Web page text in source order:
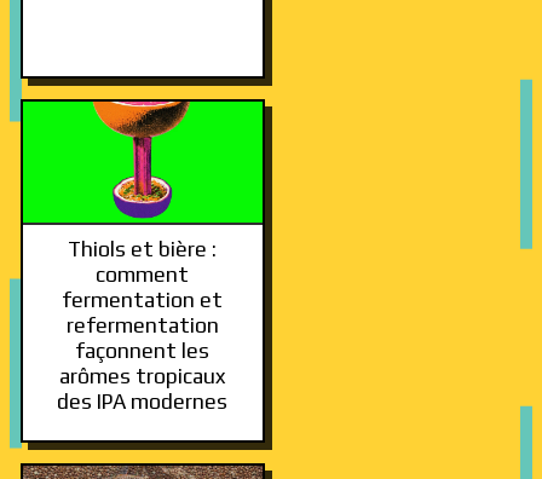
Thiols et bière :
comment
fermentation et
refermentation
façonnent les
arômes tropicaux
des IPA modernes